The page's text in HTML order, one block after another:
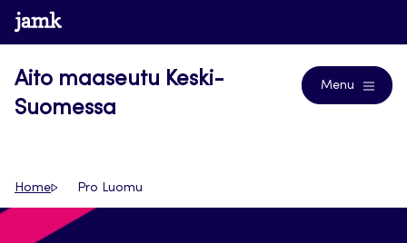
Siirry
suoraan
www.jamk.fi
Aito maaseutu Keski-
Suomessa
Menu
Home Pro Luomu